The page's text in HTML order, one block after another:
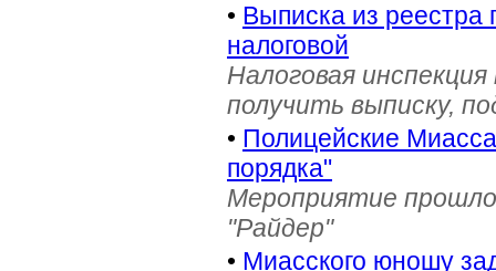
• Выписка из реестра
налоговой
Налоговая
получить выписку,
• Полицейские
порядка"
Мероприятие
"Райдер"
• Миасского юношу